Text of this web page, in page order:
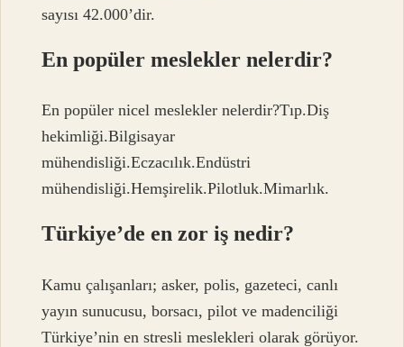
sayısı 42.000’dir.
En popüler meslekler nelerdir?
En popüler nicel meslekler nelerdir?Tıp.Diş
hekimliği.Bilgisayar
mühendisliği.Eczacılık.Endüstri
mühendisliği.Hemşirelik.Pilotluk.Mimarlık.
Türkiye’de en zor iş nedir?
Kamu çalışanları; asker, polis, gazeteci, canlı
yayın sunucusu, borsacı, pilot ve madenciliği
Türkiye’nin en stresli meslekleri olarak görüyor.